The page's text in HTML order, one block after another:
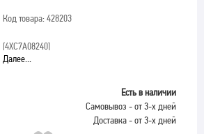
Код товара: 428203
[4XC7A08240]
Далее...
Есть в наличии
Самовывоз - от 3-х дней
Доставка - от 3-х дней